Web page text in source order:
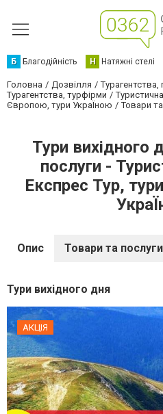
Б Благодійність Н Натяжні стелі
Головна Дозвілля
Турагентства,
Турагентства, турфірми
Європою, тури УкраЇною
Товари
Тури вихідного
послуги -
Експрес Тур,
Опис Товари та
Тури вихідного дня
АКЦІЯ